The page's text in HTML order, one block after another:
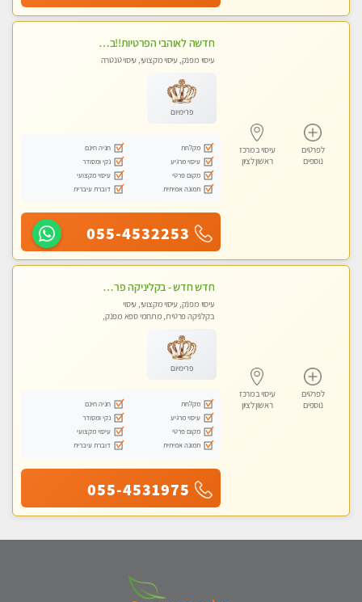
לפרטים
נוספים
עיסוי במרכז
ראשון לציון
חדשה לאוהבי הפרטיות!!בראשון לציון! מעסה vip מפנקת בקליניקה פרטית לחלוטין!!! לבד! לרציניים בלבד! מומלץ!
עיסוי מפנק, עיסוי מקצועי, עיסוי טנטרה
פרימיום
מקלחת
חניה חינם
עיסוי מרגיע
נקי ומסודר
מקום פרטי
עיסוי מקצועי
תמונה אמיתית
דוברת עיברית
055-4532253
לפרטים
נוספים
עיסוי במרכז
ראשון לציון
חדש חדש - בקליניקה פרטית בבת ים עיסוי לחידוש אנרגיות עיסוי מקצועי מומלץ מאוד ללא מין !!
עיסוי מפנק, עיסוי מקצועי, עיסוי
בקלניקה פרטית, מתחמי ספא מפנק,
פרימיום
מקלחת
חניה חינם
עיסוי מרגיע
נקי ומסודר
מקום פרטי
עיסוי מקצועי
תמונה אמיתית
דוברת עיברית
055-4531975